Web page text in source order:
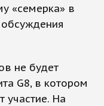
«семерка» в
обсуждения
не будет
G8, в котором
участие. На